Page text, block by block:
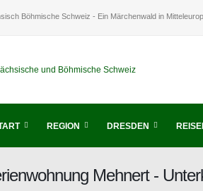
Böhmische Schweiz - Ein Märchenwald in
REGION DRESDEN
Mehnert -